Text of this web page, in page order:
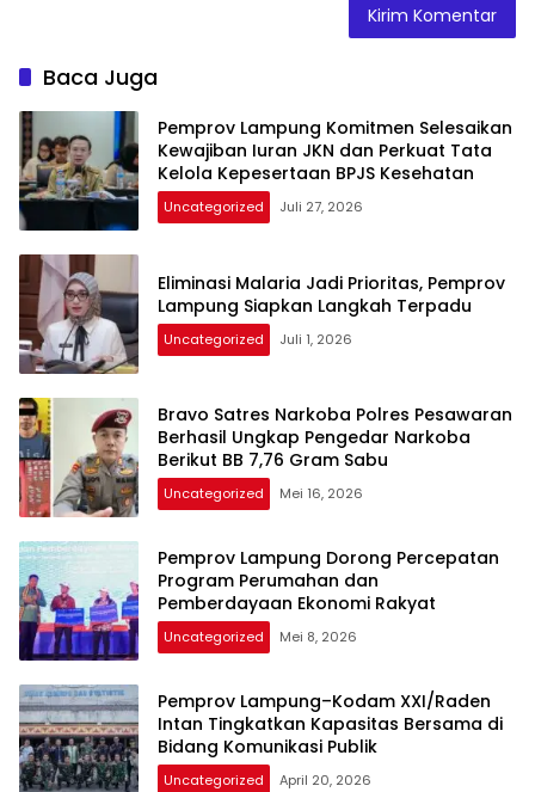
Baca Juga
Pemprov Lampung Komitmen Selesaikan
Kewajiban Iuran JKN dan Perkuat Tata
Kelola Kepesertaan BPJS Kesehatan
Uncategorized Juli 27, 2026
Eliminasi Malaria Jadi Prioritas, Pemprov
Lampung Siapkan Langkah Terpadu
Uncategorized Juli 1, 2026
Bravo Satres Narkoba Polres Pesawaran
Berhasil Ungkap Pengedar Narkoba
Berikut BB 7,76 Gram Sabu
Uncategorized Mei 16, 2026
Pemprov Lampung Dorong Percepatan
Program Perumahan dan
Pemberdayaan Ekonomi Rakyat
Uncategorized Mei 8, 2026
Pemprov Lampung–Kodam XXI/Raden
Intan Tingkatkan Kapasitas Bersama di
Bidang Komunikasi Publik
Uncategorized April 20, 2026